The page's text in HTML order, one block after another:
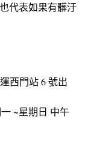
代表如果有髒汙
西門站 6 號出
~星期日 中午